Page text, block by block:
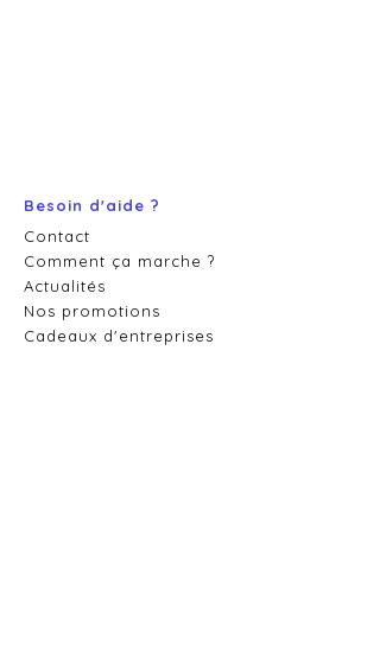
Besoin d'aide ?
Contact
Comment ça marche ?
Actualités
Nos promotions
Cadeaux d'entreprises